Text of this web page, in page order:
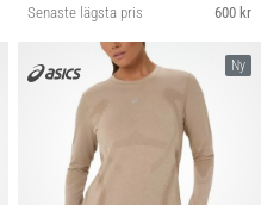
Senaste lägsta pris 600 kr
Ny